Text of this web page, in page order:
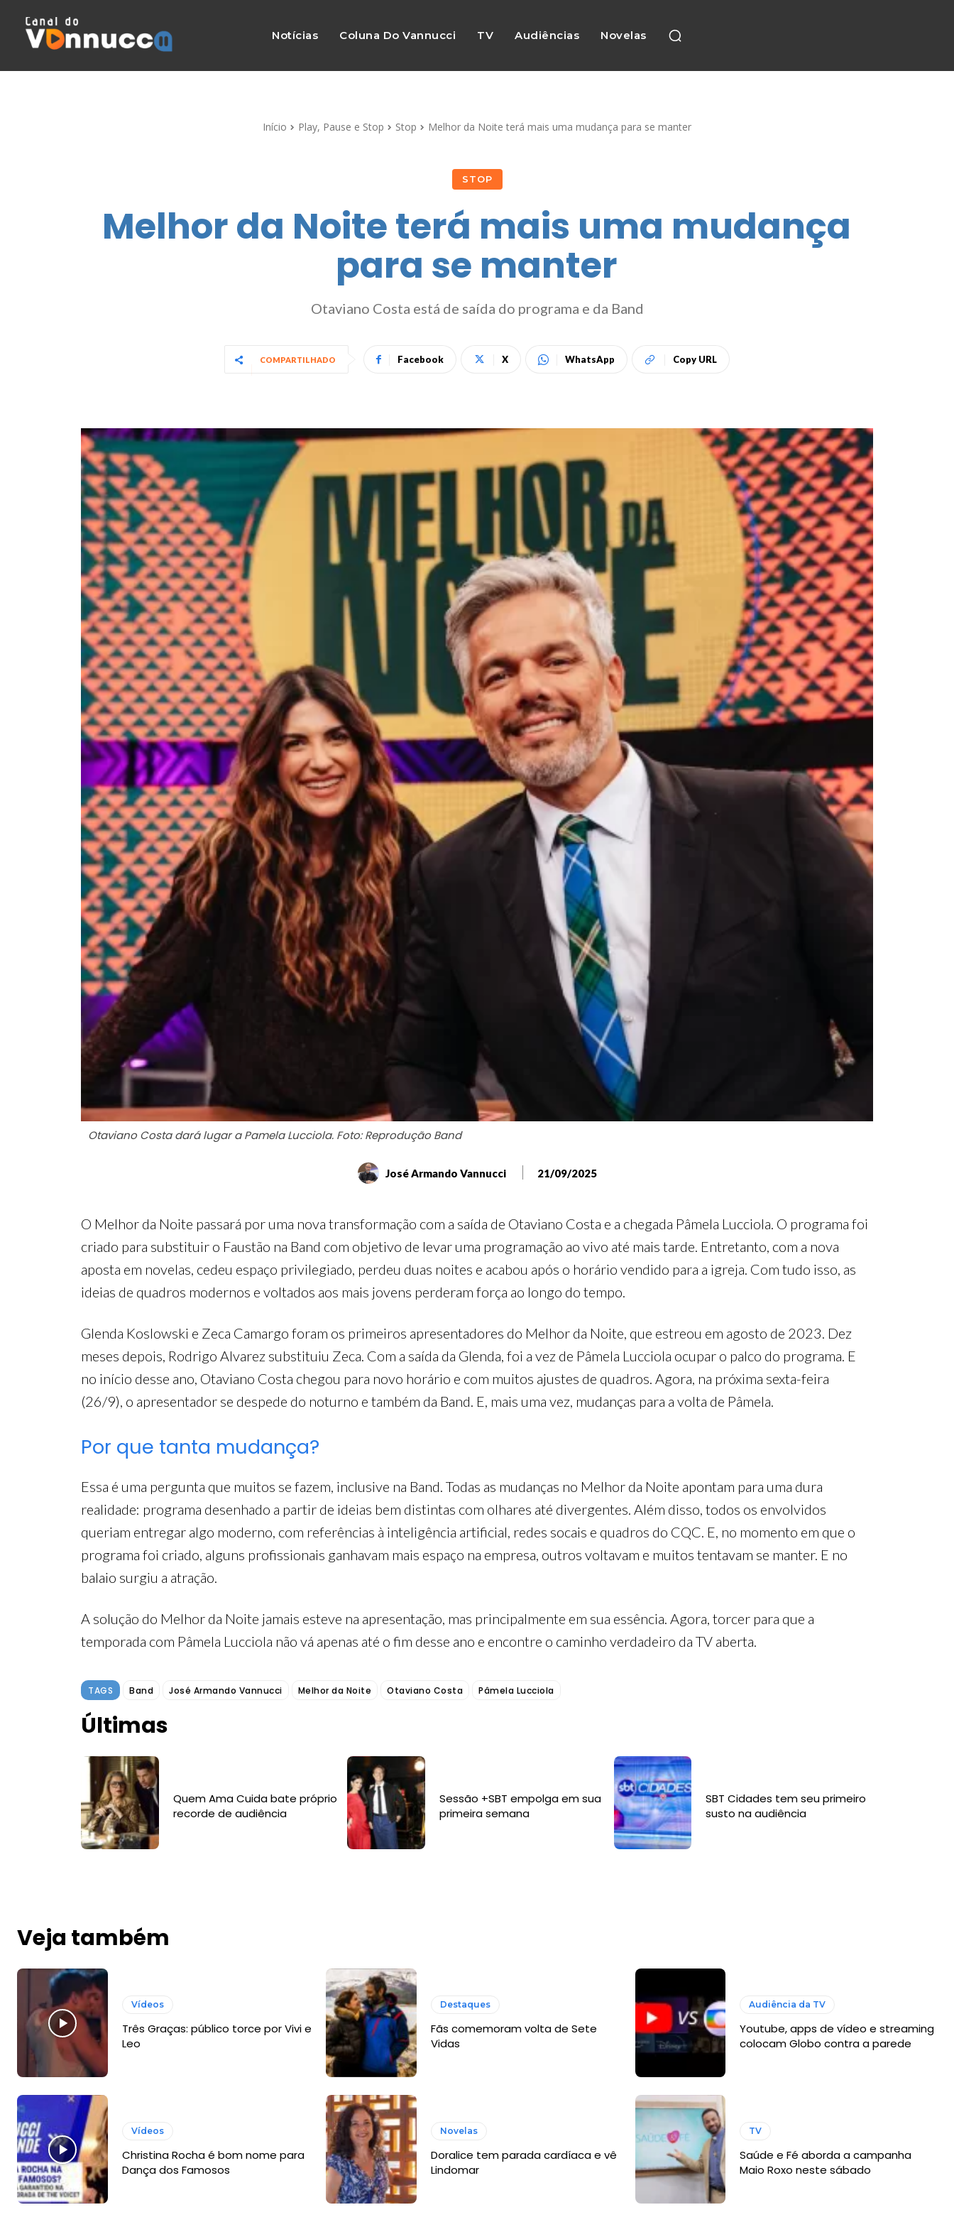
Notícias Coluna Do Vannucci TV Audiências Novelas
Início Play, Pause e Stop Stop Melhor da Noite terá mais uma mudança para se manter
STOP
Melhor da Noite terá mais uma mudança
para se manter
Otaviano Costa está de saída do programa e da Band
COMPARTILHADO Facebook X WhatsApp Copy URL
Otaviano Costa dará lugar a Pamela Lucciola. Foto: Reprodução Band
José Armando Vannucci 21/09/2025
O Melhor da Noite passará por uma nova transformação com a saída de Otaviano Costa e a chegada Pâmela Lucciola. O programa foi
criado para substituir o Faustão na Band com objetivo de levar uma programação ao vivo até mais tarde. Entretanto, com a nova
aposta em novelas, cedeu espaço privilegiado, perdeu duas noites e acabou após o horário vendido para a igreja. Com tudo isso, as
ideias de quadros modernos e voltados aos mais jovens perderam força ao longo do tempo.
Glenda Koslowski e Zeca Camargo foram os primeiros apresentadores do Melhor da Noite, que estreou em agosto de 2023. Dez
meses depois, Rodrigo Alvarez substituiu Zeca. Com a saída da Glenda, foi a vez de Pâmela Lucciola ocupar o palco do programa. E
no início desse ano, Otaviano Costa chegou para novo horário e com muitos ajustes de quadros. Agora, na próxima sexta-feira
(26/9), o apresentador se despede do noturno e também da Band. E, mais uma vez, mudanças para a volta de Pâmela.
Por que tanta mudança?
Essa é uma pergunta que muitos se fazem, inclusive na Band. Todas as mudanças no Melhor da Noite apontam para uma dura
realidade: programa desenhado a partir de ideias bem distintas com olhares até divergentes. Além disso, todos os envolvidos
queriam entregar algo moderno, com referências à inteligência artificial, redes socais e quadros do CQC. E, no momento em que o
programa foi criado, alguns profissionais ganhavam mais espaço na empresa, outros voltavam e muitos tentavam se manter. E no
balaio surgiu a atração.
A solução do Melhor da Noite jamais esteve na apresentação, mas principalmente em sua essência. Agora, torcer para que a
temporada com Pâmela Lucciola não vá apenas até o fim desse ano e encontre o caminho verdadeiro da TV aberta.
TAGS Band José Armando Vannucci Melhor da Noite Otaviano Costa Pâmela Lucciola
Últimas
Quem Ama Cuida bate próprio
recorde de audiência
Sessão +SBT empolga em sua
primeira semana
SBT Cidades tem seu primeiro
susto na audiência
Veja também
Vídeos
Três Graças: público torce por Vivi e
Leo
Destaques
Fãs comemoram volta de Sete
Vidas
Audiência da TV
Youtube, apps de vídeo e streaming
colocam Globo contra a parede
Vídeos
Christina Rocha é bom nome para
Dança dos Famosos
Novelas
Doralice tem parada cardíaca e vê
Lindomar
TV
Saúde e Fé aborda a campanha
Maio Roxo neste sábado